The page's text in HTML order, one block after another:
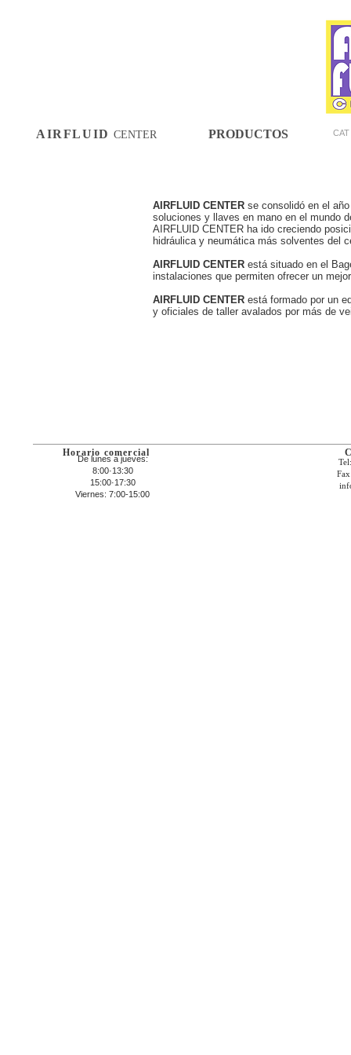
AIRFLUID CENTER PRODUCTOS
Horario comercial
CAT
AIRFLUID CENTER se consolidó en el
soluciones y llaves en mano en el mundo
AIRFLUID CENTER ha ido creciendo
hidráulica y neumática más solventes del
AIRFLUID CENTER está situado en el
instalaciones que permiten ofrecer un
AIRFLUID CENTER está formado por un
y oficiales de taller avalados por más de
De lunes a jueves:
8:00·13:30
15:00·17:30
Viernes: 7:00-15:00